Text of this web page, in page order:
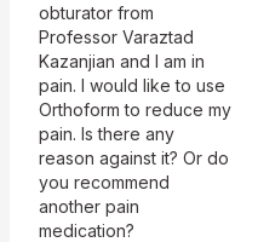
obturator from
Professor Varaztad
Kazanjian and I am in
pain. I would like to use
Orthoform to reduce my
pain. Is there any
reason against it? Or do
you recommend
another pain
medication?